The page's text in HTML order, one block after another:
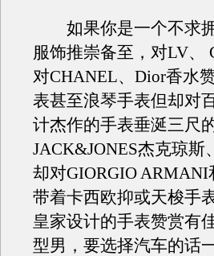
如果你是一个不求拥
服饰推崇备至，对LV、
对CHANEL、Dior香水
表甚至浪琴手表但却对
计杰作的手表垂涎三尺
JACK&JONES杰克琼
却对GIORGIO
带着卡西欧抑或天梭手
皇家设计的手表赞赏有
型男，要选择汽车的话